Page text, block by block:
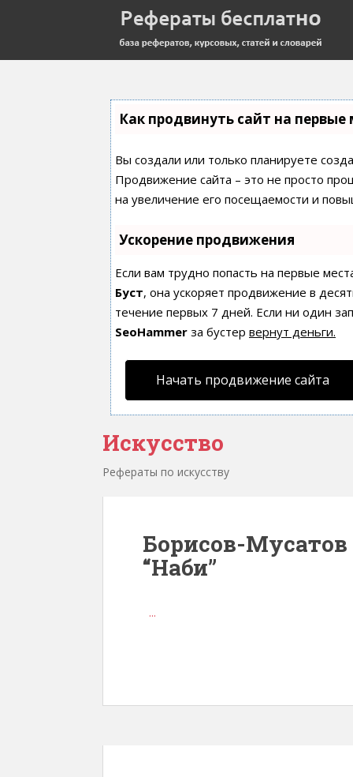
Как продвинуть сайт на первые
Вы создали или только планируете
Продвижение сайта – это не просто
на увеличение его посещаемости и
Ускорение продвижения
Если вам трудно попасть на первые
Буст, она ускоряет продвижение в
течение первых 7 дней. Если ни один
SeoHammer за бустер вернут деньги.
Начать продвижение сайта
Искусство
Рефераты по искусству
Борисов-
“Наби”
...